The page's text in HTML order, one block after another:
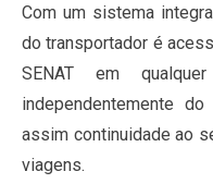
Com um sistema
do transportador é
SENAT em
independentemente
assim continuidade ao
viagens.